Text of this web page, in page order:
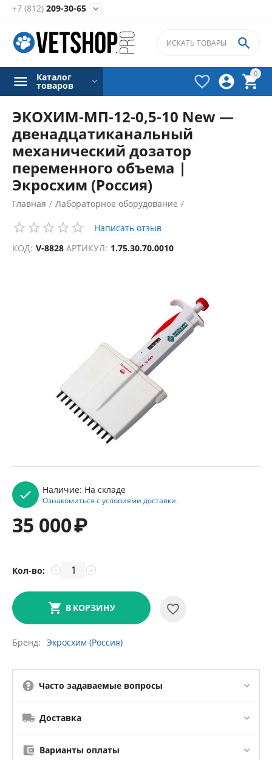
+7 (812) 209-30-65 
0




Каталог
товаров
ЭКОХИМ-МП-12-0,5-10 New —
двенадцатиканальный
механический дозатор
переменного объема |
Экросхим (Россия)
Главная / Лабораторное оборудование /
Дозаторы лабораторные /
Написать отзыв
КОД: V-8828 АРТИКУЛ: 1.75.30.70.0010
Наличие: На складе
Ознакомиться с условиями доставки.
35 000₽
Кол-во: +
−
В КОРЗИНУ
Бренд Экросхим (Россия)
Часто задаваемые вопросы
Доставка
Варианты оплаты